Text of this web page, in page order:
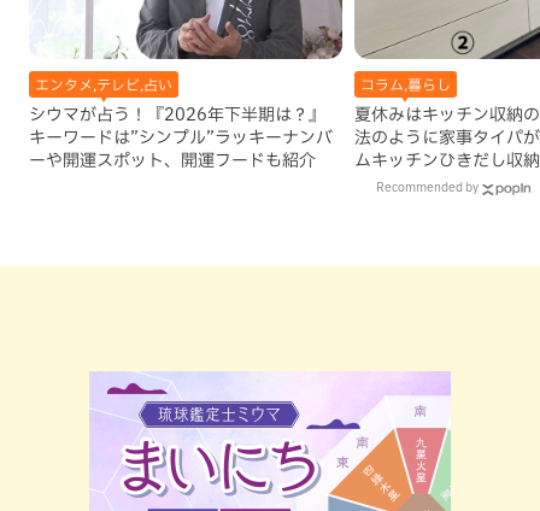
エンタメ,テレビ,占い
シウマが占う！『2026年下半期は？』
キーワードは”シンプル”ラッキーナンバ
ーや開運スポット、開運フードも紹介
コラム,暮らし
夏休みはキッチン収納
法のように家事タイパ
ムキッチンひきだし収
Recommended by